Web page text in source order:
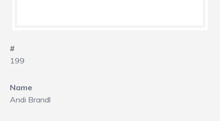
#
199
Name
Andi Brandl